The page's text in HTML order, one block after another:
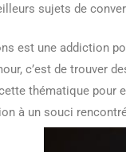
sujets de
est une addiction
c’est de trouver
thématique pour
à un souci